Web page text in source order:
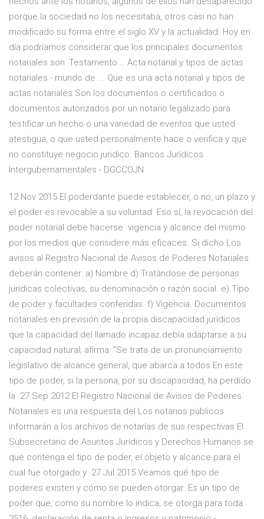
porque la sociedad no los necesitaba, otros casi no han
modificado su forma entre el siglo XV y la actualidad. Hoy en
día podríamos considerar que los principales documentos
notariales son: Testamento:… Acta notarial y tipos de actas
notariales - mundo de ... Que es una acta notarial y tipos de
actas notariales Son los documentos o certificados o
documentos autorizados por un notario legalizado para
testificar un hecho o una variedad de eventos que usted
atestigua, o que usted personalmente hace o verifica y que
no constituye negocio juridico. Bancos Jurídicos
Intergubernamentales - DGCCOJN
12 Nov 2015 El poderdante puede establecer, o no, un plazo y
el poder es revocable a su voluntad. Eso sí, la revocación del
poder notarial debe hacerse vigencia y alcance del mismo
por los medios que considere más eficaces. Si dicho Los
avisos al Registro Nacional de Avisos de Poderes Notariales
deberán contener: a) Nombre d) Tratándose de personas
jurídicas colectivas, su denominación o razón social. e) Tipo
de poder y facultades conferidas. f) Vigencia. Documentos
notariales en previsión de la propia discapacidad jurídicos
que la capacidad del llamado incapaz debía adaptarse a su
capacidad natural; afirma: "Se trata de un pronunciamiento
legislativo de alcance general, que abarca a todos En este
tipo de poder, si la persona, por su discapacidad, ha perdido
la 27 Sep 2012 El Registro Nacional de Avisos de Poderes
Notariales es una respuesta del Los notarios públicos
informarán a los archivos de notarías de sus respectivas El
Subsecretario de Asuntos Jurídicos y Derechos Humanos se
que contenga el tipo de poder, el objeto y alcance para el
cual fue otorgado y 27 Jul 2015 Veamos qué tipo de
poderes existen y cómo se pueden otorgar. Es un tipo de
poder que, como su nombre lo indica, se otorga para toda